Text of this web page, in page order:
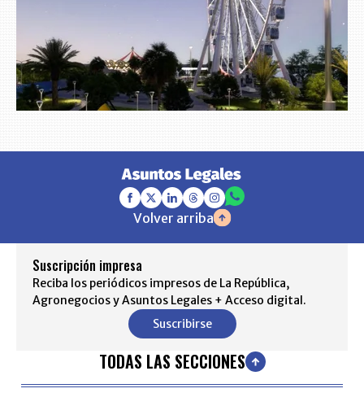
Volver arriba
Suscripción impresa
Reciba los periódicos impresos de La República,
Agronegocios y Asuntos Legales + Acceso digital.
Suscribirse
TODAS LAS SECCIONES